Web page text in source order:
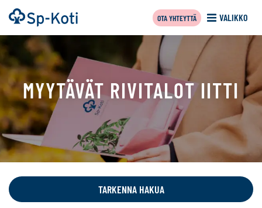
Siirry
sisältöön
Etusivu VALIKKO
OTA YHTEYTTÄ
MYYTÄVÄT RIVITALOT IITTI
Tällä
sivulla
TARKENNA HAKUA